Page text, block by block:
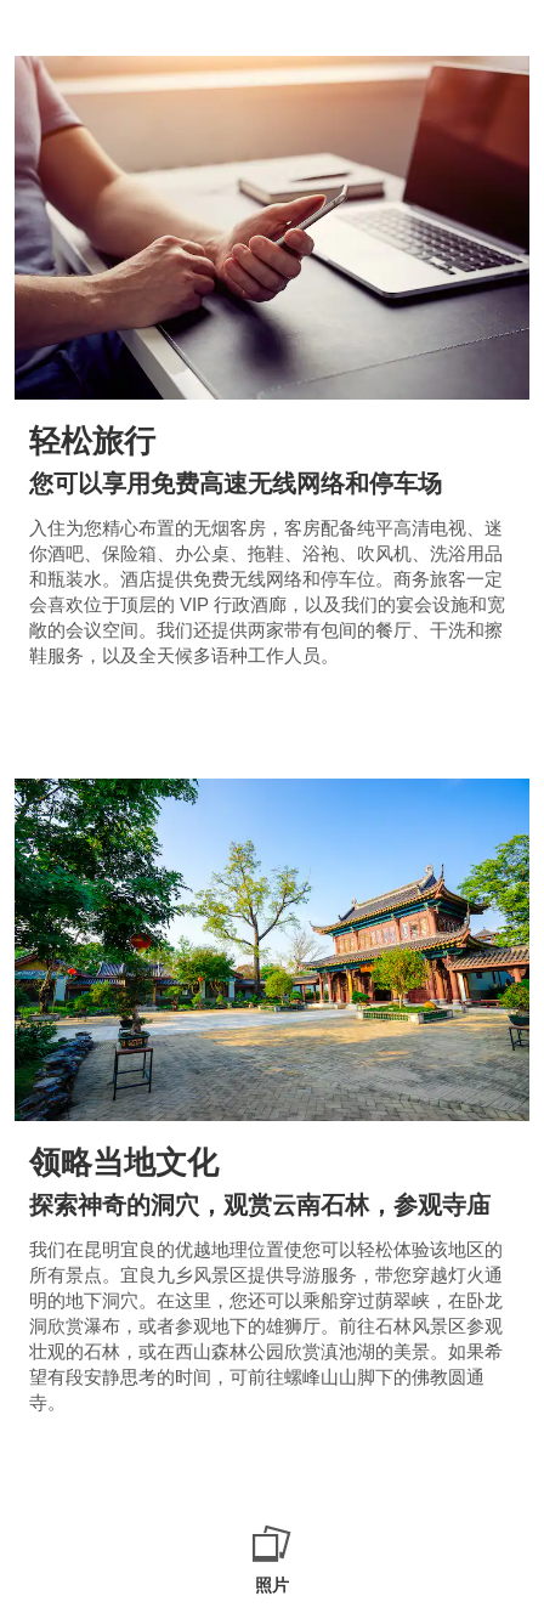
轻松旅行
您可以享用免费高速无线网络和停车场
入住为您精心布置的无烟客房，客房配备纯平高清电视、迷
你酒吧、保险箱、办公桌、拖鞋、浴袍、吹风机、洗浴用品
和瓶装水。酒店提供免费无线网络和停车位。商务旅客一定
会喜欢位于顶层的 VIP 行政酒廊，以及我们的宴会设施和宽
敞的会议空间。我们还提供两家带有包间的餐厅、干洗和擦
鞋服务，以及全天候多语种工作人员。
领略当地文化
探索神奇的洞穴，观赏云南石林，参观寺庙
我们在昆明宜良的优越地理位置使您可以轻松体验该地区的
所有景点。宜良九乡风景区提供导游服务，带您穿越灯火通
明的地下洞穴。在这里，您还可以乘船穿过荫翠峡，在卧龙
洞欣赏瀑布，或者参观地下的雄狮厅。前往石林风景区参观
壮观的石林，或在西山森林公园欣赏滇池湖的美景。如果希
望有段安静思考的时间，可前往螺峰山山脚下的佛教圆通
寺。
照片